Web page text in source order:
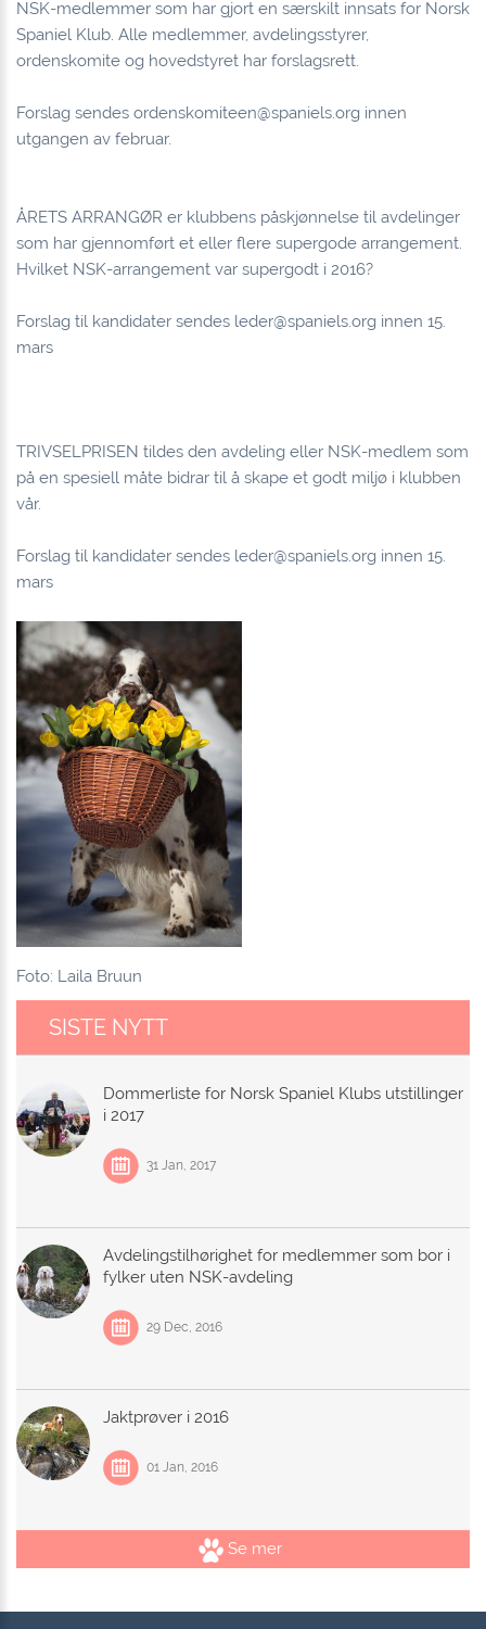
NSK-medlemmer som har gjort en særskilt innsats for Norsk
Spaniel Klub. Alle medlemmer, avdelingsstyrer,
ordenskomite og hovedstyret har forslagsrett.
Forslag sendes ordenskomiteen@spaniels.org innen
utgangen av februar.
ÅRETS ARRANGØR er klubbens påskjønnelse til avdelinger
som har gjennomført et eller flere supergode arrangement.
Hvilket NSK-arrangement var supergodt i 2016?
Forslag til kandidater sendes leder@spaniels.org innen 15.
mars
TRIVSELPRISEN tildes den avdeling eller NSK-medlem som
på en spesiell måte bidrar til å skape et godt miljø i klubben
vår.
Forslag til kandidater sendes leder@spaniels.org innen 15.
mars
Foto: Laila Bruun
SISTE NYTT
Dommerliste for Norsk Spaniel Klubs utstillinger
i 2017
31 Jan, 2017
Avdelingstilhørighet for medlemmer som bor i
fylker uten NSK-avdeling
29 Dec, 2016
Jaktprøver i 2016
01 Jan, 2016
Se mer